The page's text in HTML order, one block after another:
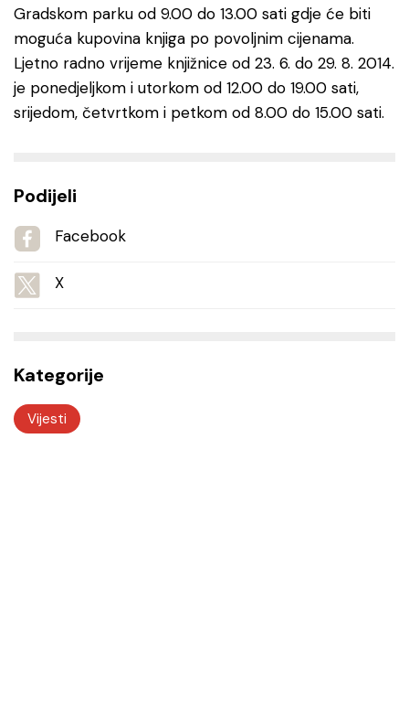
Gradskom parku od 9.00 do 13.00 sati gdje će biti
moguća kupovina knjiga po povoljnim cijenama.
Ljetno radno vrijeme knjižnice od 23. 6. do 29. 8. 2014.
je ponedjeljkom i utorkom od 12.00 do 19.00 sati,
srijedom, četvrtkom i petkom od 8.00 do 15.00 sati.
Podijeli
Facebook
X
Kategorije
Vijesti